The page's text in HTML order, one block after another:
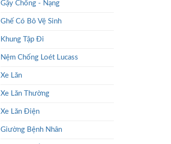
Gậy Chống - Nạng
Ghế Có Bô Vệ Sinh
Khung Tập Đi
Nệm Chống Loét Lucass
Xe Lăn
Xe Lăn Thường
Xe Lăn Điện
Giường Bệnh Nhân